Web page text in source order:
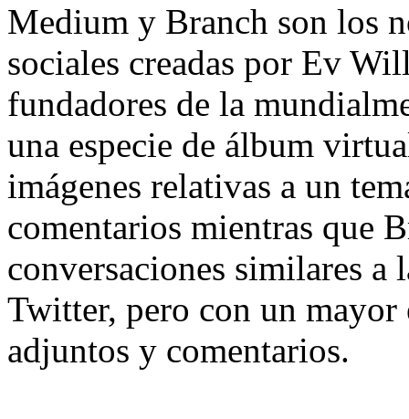
Medium y Branch son los
sociales creadas por Ev
fundadores de la
una especie de álbum
imágenes relativas a un
comentarios mientras que
conversaciones similares a
Twitter, pero con un mayor
adjuntos y comentarios.